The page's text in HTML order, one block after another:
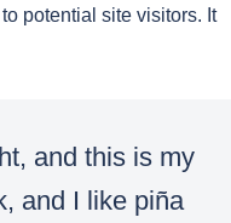
potential site visitors. It
and this is my
and I like piña